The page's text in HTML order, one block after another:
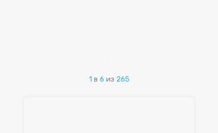
1 в 6 из 265